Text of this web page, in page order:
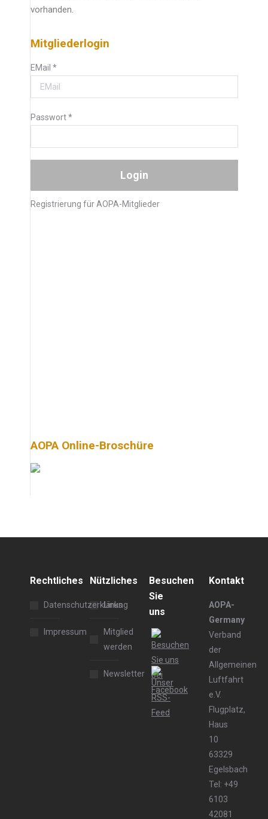
vorhanden.
Mitgliederlogin
EMail *
Passwort*
Registrierung für AOPA-Mitglieder
AOPA Online-Broschüre
Rechtliches
Datenschutzerklärung
Impressum
Nützliches
Links
Mitglied
werden
Newsletter
Besuchen
Sie
uns
Kontakt
AOPA-
Germany
Verband
der
Allgemeinen
Luftfahrt
e.V.
Flugplatz,
Haus
10
63329
Egelsbach
Tel: +49
6103
42081